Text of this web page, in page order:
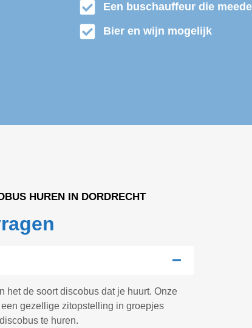
Een buschauffeur die
Bier en wijn mogelijk
HUREN IN DORDRECHT
het de soort discobus dat je huurt. Onze
gezellige zitopstelling in groepjes
te huren.